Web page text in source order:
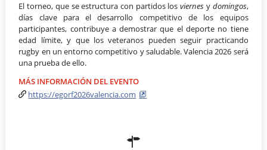
El torneo, que se estructura con partidos losviernes y domingos,
días clave para el desarrollo competitivo de los equipos
participantes, contribuye a demostrar que el deporte no tiene
edad límite, y que los veteranos pueden seguir practicando
rugby en un entorno competitivo y saludable. Valencia 2026 será
una prueba de ello.
MÁS INFORMACIÓN DEL EVENTO
https://egorf2026valencia.com